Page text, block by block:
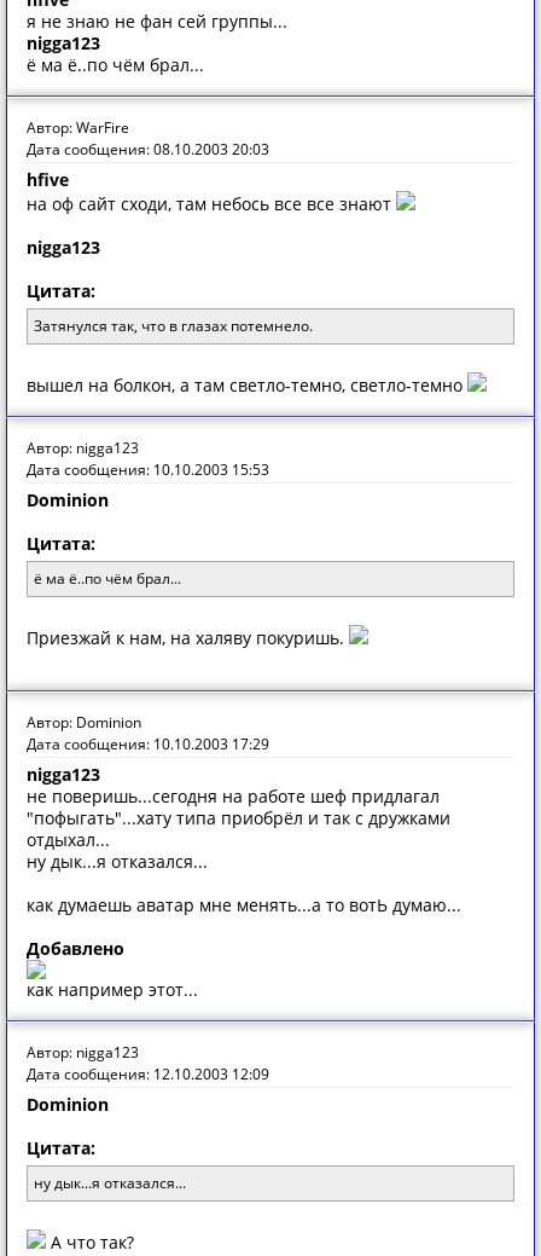
я не знаю не фан сей группы...
nigga123
ё ма ё..по чём брал...
Автор: WarFire
Дата сообщения: 08.10.2003 20:03
hfive
на оф сайт сходи, там небось все все знают
nigga123
Цитата:
Затянулся так, что в глазах потемнело.
вышел на болкон, а там светло-темно, светло-темно
Автор: nigga123
Дата сообщения: 10.10.2003 15:53
Dominion
Цитата:
ё ма ё..по чём брал...
Приезжай к нам, на халяву покуришь.
Автор: Dominion
Дата сообщения: 10.10.2003 17:29
nigga123
не поверишь...сегодня на работе шеф придлагал
"пофыгать"...хату типа приобрёл и так с дружками
отдыхал...
ну дык...я отказался...
как думаешь аватар мне менять...а то вотЬ думаю...
Добавлено
как например этот...
Автор: nigga123
Дата сообщения: 12.10.2003 12:09
Dominion
Цитата:
ну дык...я отказался...
А что так?